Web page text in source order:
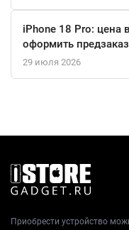
12 мм драйвер;
фирменное
активное
iPhone 18 Pro: цена
оформить предзаказ
29 июля 2026
Приобрести устройство